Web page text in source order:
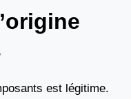
est légitime.